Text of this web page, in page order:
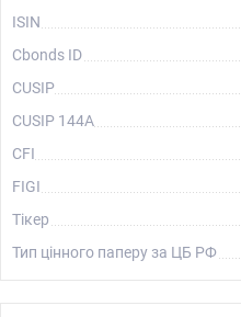
ISIN
Cbonds ID
CUSIP
CUSIP 144A
CFI
FIGI
Тікер
Тип цінного паперу за ЦБ РФ